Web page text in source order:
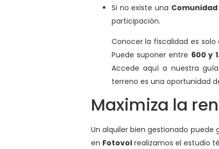
Si no existe una
participación.
Conocer la fiscalidad es
Puede suponer entre 600 y
Accede aquí a nuestra
terreno es una oportunidad
Maximiza la
Un alquiler bien gestionado puede
en Fotovolrealizamos el estudio